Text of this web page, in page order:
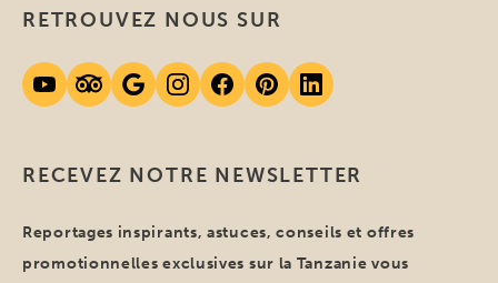
RECEVEZ NOTRE NEWSLETTER
Reportages inspirants, astuces, conseils et offres
promotionnelles exclusives sur la Tanzanie vous
RETROUVEZ NOUS SUR